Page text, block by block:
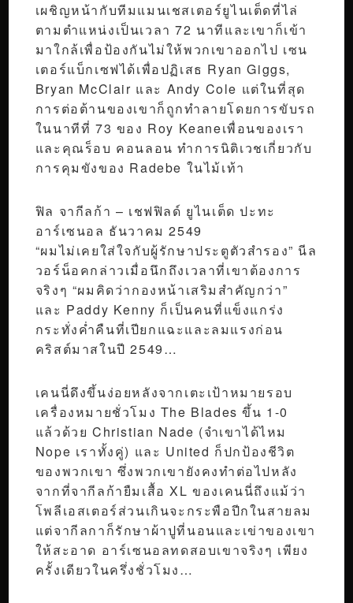
เผชิญหน้ากับทีมแมนเชสเตอร์ยูไนเต็ดที่ไล่
ตามตำแหน่งเป็นเวลา 72 นาทีและเขาก็เข้า
มาใกล้เพื่อป้องกันไม่ให้พวกเขาออกไป เซน
เตอร์แบ็กเซฟได้เพื่อปฏิเสธ Ryan Giggs,
Bryan McClair และ Andy Cole แต่ในที่สุด
การต่อต้านของเขาก็ถูกทำลายโดยการขับรถ
ในนาทีที่ 73 ของ Roy Keaneเพื่อนของเรา
และคุณร็อบ คอนลอน ทำการนิติเวชเกี่ยวกับ
การคุมขังของ Radebe ในไม้เท้า
ฟิล จากีลก้า – เชฟฟิลด์ ยูไนเต็ด ปะทะ
อาร์เซนอล ธันวาคม 2549
“ผมไม่เคยใส่ใจกับผู้รักษาประตูตัวสำรอง” นีล
วอร์น็อคกล่าวเมื่อนึกถึงเวลาที่เขาต้องการ
จริงๆ “ผมคิดว่ากองหน้าเสริมสำคัญกว่า”
และ Paddy Kenny ก็เป็นคนที่แข็งแกร่ง
กระทั่งค่ำคืนที่เปียกแฉะและลมแรงก่อน
คริสต์มาสในปี 2549…
เคนนี่ดึงขึ้นง่อยหลังจากเตะเป้าหมายรอบ
เครื่องหมายชั่วโมง The Blades ขึ้น 1-0
แล้วด้วย Christian Nade (จำเขาได้ไหม
Nope เราทั้งคู่) และ United ก็ปกป้องชีวิต
ของพวกเขา ซึ่งพวกเขายังคงทำต่อไปหลัง
จากที่จากีลก้ายืมเสื้อ XL ของเคนนี่ถึงแม้ว่า
โพลีเอสเตอร์ส่วนเกินจะกระพือปีกในสายลม
แต่จากีลกาก็รักษาผ้าปูที่นอนและเข่าของเขา
ให้สะอาด อาร์เซนอลทดสอบเขาจริงๆ เพียง
ครั้งเดียวในครึ่งชั่วโมง…